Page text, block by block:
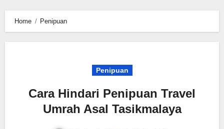
Home Penipuan
Penipuan
Cara Hindari Penipuan Travel
Umrah Asal Tasikmalaya